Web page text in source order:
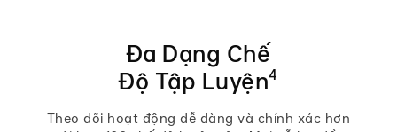
Đa Dạng Chế
Độ Tập Luyện4
Theo dõi hoạt động dễ dàng và chính xác hơn